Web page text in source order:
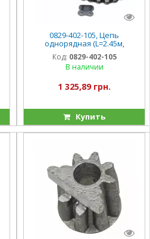
0829-402-105, Цепь
однорядная (L=2.45м,
t=15.875, 154 звена) Sipma Z-
224
Код: 0829-402-105
В наличии
1 325,89 грн.
Купить